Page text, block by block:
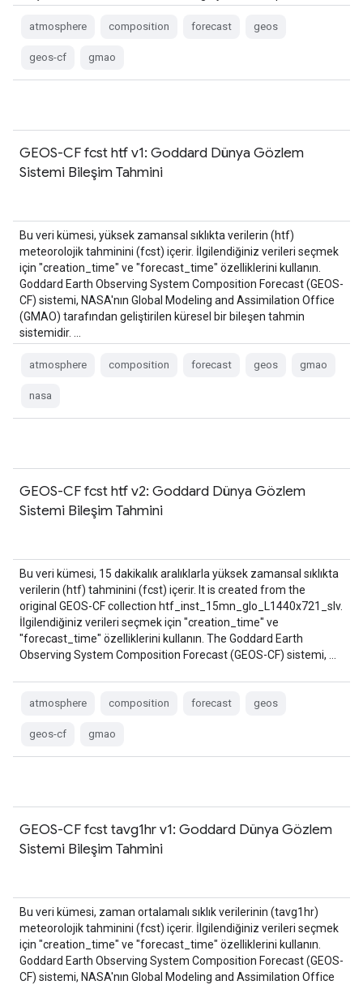
atmosphere composition forecast geos
geos-cf gmao
GEOS-CF fcst htf v1: Goddard Dünya Gözlem
Sistemi Bileşim Tahmini
Bu veri kümesi, yüksek zamansal sıklıkta verilerin (htf)
meteorolojik tahminini (fcst) içerir. İlgilendiğiniz verileri seçmek
için "creation_time" ve "forecast_time" özelliklerini kullanın.
Goddard Earth Observing System Composition Forecast (GEOS-
CF) sistemi, NASA'nın Global Modeling and Assimilation Office
(GMAO) tarafından geliştirilen küresel bir bileşen tahmin
sistemidir. …
atmosphere composition forecast geos gmao
nasa
GEOS-CF fcst htf v2: Goddard Dünya Gözlem
Sistemi Bileşim Tahmini
Bu veri kümesi, 15 dakikalık aralıklarla yüksek zamansal sıklıkta
verilerin (htf) tahminini (fcst) içerir. It is created from the
original GEOS-CF collection htf_inst_15mn_glo_L1440x721_slv.
İlgilendiğiniz verileri seçmek için "creation_time" ve
"forecast_time" özelliklerini kullanın. The Goddard Earth
Observing System Composition Forecast (GEOS-CF) sistemi, …
atmosphere composition forecast geos
geos-cf gmao
GEOS-CF fcst tavg1hr v1: Goddard Dünya Gözlem
Sistemi Bileşim Tahmini
Bu veri kümesi, zaman ortalamalı sıklık verilerinin (tavg1hr)
meteorolojik tahminini (fcst) içerir. İlgilendiğiniz verileri seçmek
için "creation_time" ve "forecast_time" özelliklerini kullanın.
Goddard Earth Observing System Composition Forecast (GEOS-
CF) sistemi, NASA'nın Global Modeling and Assimilation Office